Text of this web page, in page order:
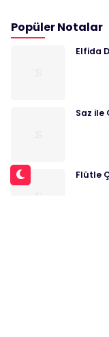
Popüler Notalar
Elfida
Saz ile
Flütle